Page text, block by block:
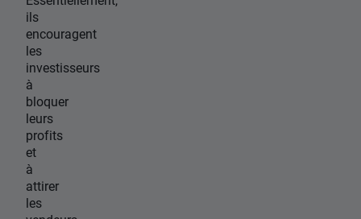
ils
encouragent
les
investisseurs
à
bloquer
leurs
profits
et
à
attirer
les